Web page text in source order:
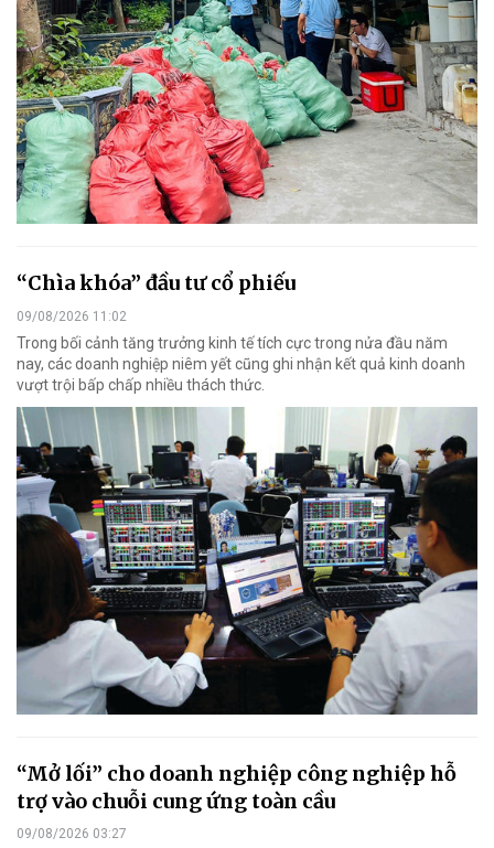
“Chìa khóa” đầu tư cổ phiếu
09/08/2026 11:02
Trong bối cảnh tăng trưởng kinh tế tích cực trong nửa đầu năm
nay, các doanh nghiệp niêm yết cũng ghi nhận kết quả kinh doanh
vượt trội bấp chấp nhiều thách thức.
“Mở lối” cho doanh nghiệp công nghiệp hỗ
trợ vào chuỗi cung ứng toàn cầu
09/08/2026 03:27